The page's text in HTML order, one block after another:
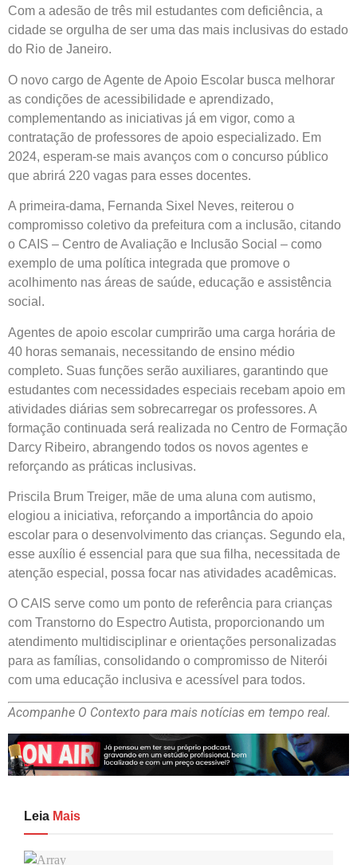
Com a adesão de três mil estudantes com deficiência, a
cidade se orgulha de ser uma das mais inclusivas do estado
do Rio de Janeiro.
O novo cargo de Agente de Apoio Escolar busca melhorar
as condições de acessibilidade e aprendizado,
complementando as iniciativas já em vigor, como a
contratação de professores de apoio especializado. Em
2024, esperam-se mais avanços com o concurso público
que abrirá 220 vagas para esses docentes.
A primeira-dama, Fernanda Sixel Neves, reiterou o
compromisso coletivo da prefeitura com a inclusão, citando
o CAIS – Centro de Avaliação e Inclusão Social – como
exemplo de uma política integrada que promove o
acolhimento nas áreas de saúde, educação e assistência
social.
Agentes de apoio escolar cumprirão uma carga horária de
40 horas semanais, necessitando de ensino médio
completo. Suas funções serão auxiliares, garantindo que
estudantes com necessidades especiais recebam apoio em
atividades diárias sem sobrecarregar os professores. A
formação continuada será realizada no Centro de Formação
Darcy Ribeiro, abrangendo todos os novos agentes e
reforçando as práticas inclusivas.
Priscila Brum Treiger, mãe de uma aluna com autismo,
elogiou a iniciativa, reforçando a importância do apoio
escolar para o desenvolvimento das crianças. Segundo ela,
esse auxílio é essencial para que sua filha, necessitada de
atenção especial, possa focar nas atividades acadêmicas.
O CAIS serve como um ponto de referência para crianças
com Transtorno do Espectro Autista, proporcionando um
atendimento multidisciplinar e orientações personalizadas
para as famílias, consolidando o compromisso de Niterói
com uma educação inclusiva e acessível para todos.
Acompanhe O Contexto para mais notícias em tempo real.
Leia Mais